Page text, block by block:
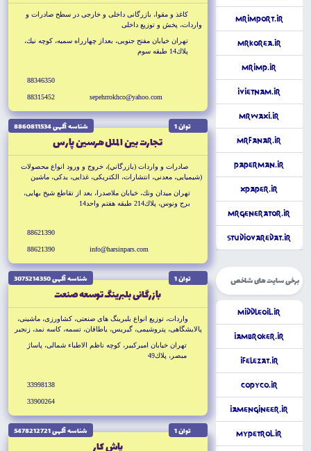
Mrimport.ir
MrKorea.ir
Mrimp.ir
iVietnam.ir
MrWaxi.ir
MrFanar.ir
PaperMan.ir
xPaper.ir
MrGenerator.ir
StudioVaredat.ir
برخی سایت های شاخص
MiddleOil.ir
iAmBroker.ir
iFelezat.ir
CopyCo.ir
iAmEngineer.ir
MyPetrol.ir
كاغذ و مقوا، بازرگانى داخلى و خارجى در سطح صادرات و
واردات، پخش و توزيع داخلى
تهران خيابان مفتح جنوبى، بعداز چهارراه سميه، كوچه نيك،
پلاك14 طبقه سوم
sepehrrokhco@yahoo.com
88346350
88315452
توان 1 شناسه آگهى 8860811534
تجارت بين الملل هرسين پارس
صادرات و واردات (بازرگاني)، خروج و ورود انواع محصولات
(شيميايى، معدنى، انتشارات، الكتريكى، غذايى، يدكى، ماشين
تهران ميدان ونك، خيابان ملاصدرا، بعد از تقاطع شيخ بهايى،
برج ونوس، پلاك214 طبقه هفتم واحد14
info@harsinpars.com
88621390
88621390
توان 1 شناسه آگهى 3075214350
بازرگانى بلبرينگ توسعه صنعت
واردات، توزيع انواع بلبرينگ هاى صنعتى، كشاورزى، ماشينى،
پالايشگاهى، پتروشيمى، گيريس، ياطاقان، تسمه، كاسه نمد، زنجير
تهران خيابان اميركبير، كوچه ناظم الاطباء شمالى، پاساژ
مبصر، پلاك49
33998138
33900264
توان 1 شناسه آگهى 5478212721
پاش كار